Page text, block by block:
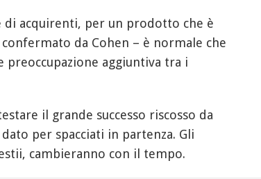
di acquirenti, per un prodotto che è
da Cohen – è normale che
preoccupazione aggiuntiva tra i
il grande successo riscosso da
per spacciati in partenza. Gli
cambieranno con il tempo.